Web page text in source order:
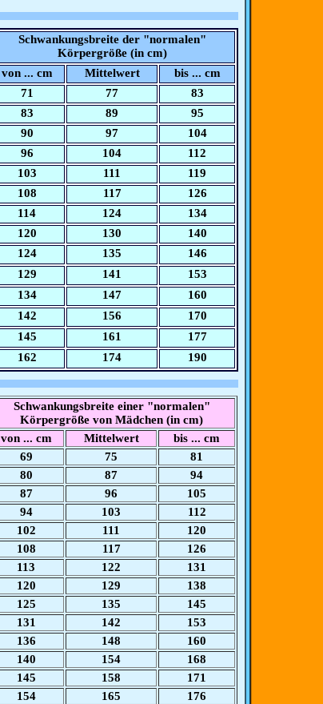
Schwankungsbreite der "normalen"
Körpergröße (in cm)
von ... cm
Mittelwert
bis ... cm
71 77
83
83 89
95
90 97
104
96 104
112
103 111
119
108 117
126
114 124
134
120 130
140
124 135
146
129 141
153
134 147
160
142 156
170
145 161
177
162 174 190
Schwankungsbreite einer "normalen"
Körpergröße von Mädchen (in cm)
von ... cm
Mittelwert
bis ... cm
69 75
81
80 87
94
87 96
105
94 103
112
102 111
120
108 117
126
113 122
131
120 129
138
125 135
145
131 142
153
136 148
160
140 154
168
145 158
171
154 165 176